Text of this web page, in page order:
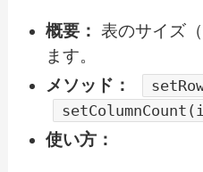
概要： 表のサイズ
ます。
メソッド：
使い方：